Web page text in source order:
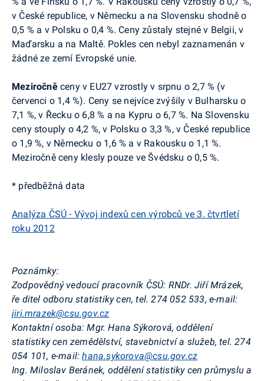
v České republice, v Německu a na Slovensku shodně o
0,5 % a v Polsku o 0,4 %. Ceny zůstaly stejné v Belgii, v
Maďarsku a na Maltě. Pokles cen nebyl zaznamenán v
žádné ze zemí Evropské unie.
Meziročněceny v EU27 vzrostly v srpnu o 2,7 % (v
červenci o 1,4 %). Ceny se nejvíce zvýšily v Bulharsku o
7,1 %, v Řecku o 6,8 % a na Kypru o 6,7 %. Na Slovensku
ceny stouply o 4,2 %, v Polsku o 3,3 %, v České republice
o 1,9 %, v Německu o 1,6 % a v Rakousku o 1,1 %.
Meziročně ceny klesly pouze ve Švédsku o 0,5 %.
* předběžná data
Analýza ČSÚ - Vývoj indexů cen výrobců ve 3. čtvrtletí
roku 2012
Poznámky:
Zodpovědný vedoucí pracovník ČSÚ: RNDr. Jiří Mrázek,
ře ditel odboru statistiky cen, tel. 274 052 533, e-mail:
jiri.mrazek@csu.gov.cz
Kontaktní osoba: Mgr. Hana Sýkorová, oddělení
statistiky cen zemědělství, stavebnictví a služeb, tel. 274
054 101, e-mail:hana.sykorova@csu.gov.cz
Ing. Miloslav Beránek, oddělení statistiky cen průmyslu a